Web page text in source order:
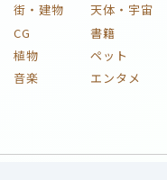
街・建物
天体・宇宙
CG
書籍
植物
ペット
音楽
エンタメ